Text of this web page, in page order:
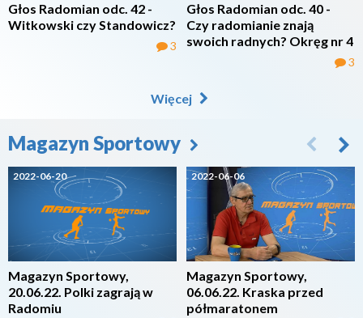
Głos Radomian odc. 42 -
Witkowski czy Standowicz?
3
Głos Radomian odc. 40 -
Czy radomianie znają
swoich radnych? Okręg nr 4
3
Więcej
Magazyn Sportowy
2022-06-20
Magazyn Sportowy,
20.06.22. Polki zagrają w
Radomiu
2022-06-06
Magazyn Sportowy,
06.06.22. Kraska przed
półmaratonem